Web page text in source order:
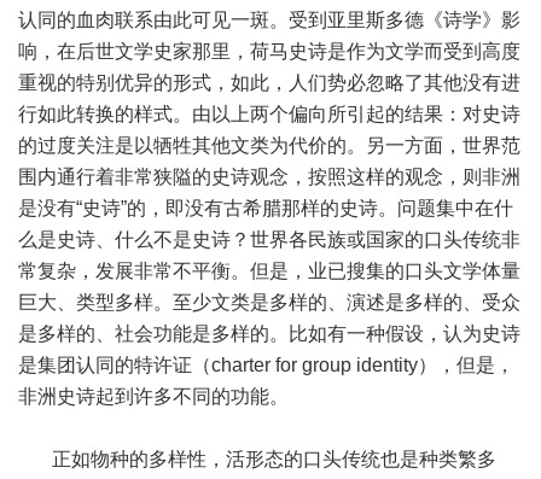
认同的血肉联系由此可见一斑。受到亚里斯多德《诗学》影
响，在后世文学史家那里，荷马史诗是作为文学而受到高度
重视的特别优异的形式，如此，人们势必忽略了其他没有进
行如此转换的样式。由以上两个偏向所引起的结果：对史诗
的过度关注是以牺牲其他文类为代价的。另一方面，世界范
围内通行着非常狭隘的史诗观念，按照这样的观念，则非洲
是没有“史诗”的，即没有古希腊那样的史诗。问题集中在什
么是史诗、什么不是史诗？世界各民族或国家的口头传统非
常复杂，发展非常不平衡。但是，业已搜集的口头文学体量
巨大、类型多样。至少文类是多样的、演述是多样的、受众
是多样的、社会功能是多样的。比如有一种假设，认为史诗
是集团认同的特许证（charter for group identity），但是，
非洲史诗起到许多不同的功能。
正如物种的多样性，活形态的口头传统也是种类繁多